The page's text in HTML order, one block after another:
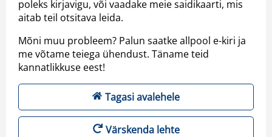
poleks kirjavigu, või vaadake meie saidikaarti, mis
aitab teil otsitava leida.
Mõni muu probleem? Palun saatke allpool e-kiri ja
me võtame teiega ühendust. Täname teid
kannatlikkuse eest!
Tagasi avalehele
Värskenda lehte